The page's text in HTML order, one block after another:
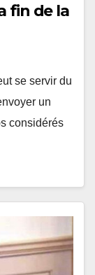
fin de la
se servir du
un
considérés